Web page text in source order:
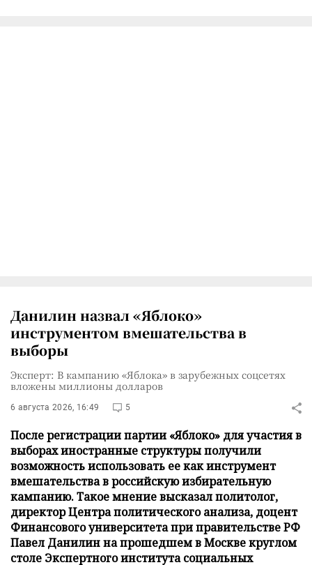
Данилин назвал «Яблоко»
инструментом вмешательства в
выборы
Эксперт: В кампанию «Яблока» в зарубежных соцсетях
вложены миллионы долларов
6 августа 2026, 16:49 5
После регистрации партии «Яблоко» для участия в
выборах иностранные структуры получили
возможность использовать ее как инструмент
вмешательства в российскую избирательную
кампанию. Такое мнение высказал политолог,
директор Центра политического анализа, доцент
Финансового университета при правительстве РФ
Павел Данилин на прошедшем в Москве круглом
столе Экспертного института социальных